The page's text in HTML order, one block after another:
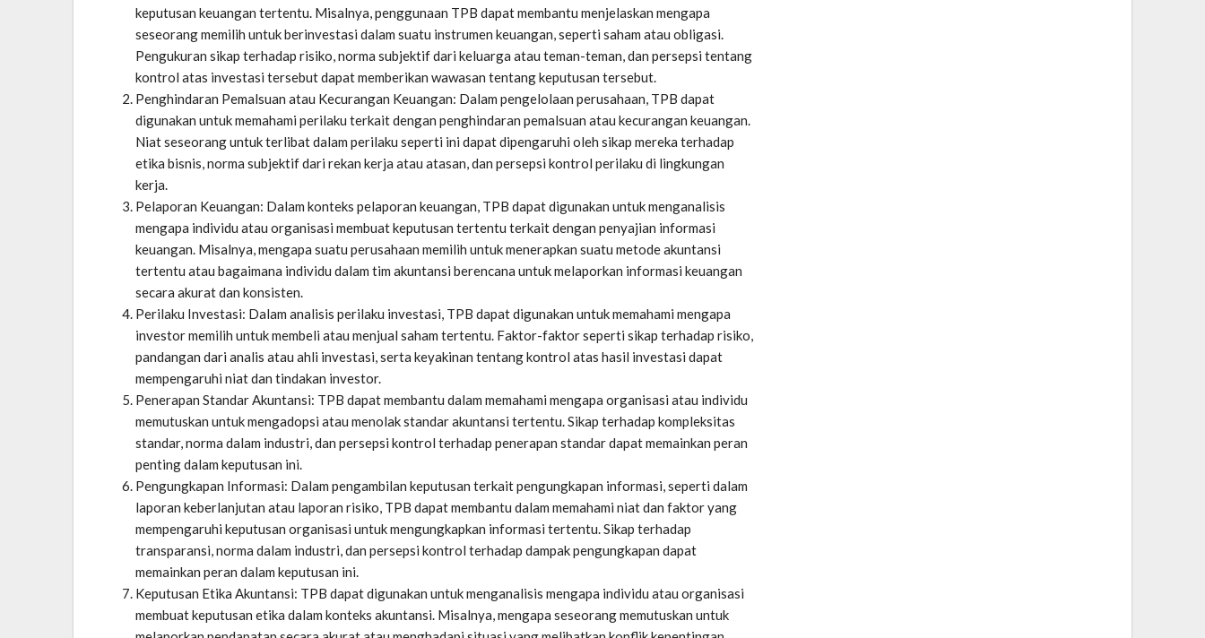
keputusan keuangan tertentu. Misalnya, penggunaan TPB dapat membantu menjelaskan mengapa
seseorang memilih untuk berinvestasi dalam suatu instrumen keuangan, seperti saham atau obligasi.
Pengukuran sikap terhadap risiko, norma subjektif dari keluarga atau teman-teman, dan persepsi tentang
kontrol atas investasi tersebut dapat memberikan wawasan tentang keputusan tersebut.
Penghindaran Pemalsuan atau Kecurangan Keuangan: Dalam pengelolaan perusahaan, TPB dapat
digunakan untuk memahami perilaku terkait dengan penghindaran pemalsuan atau kecurangan keuangan.
Niat seseorang untuk terlibat dalam perilaku seperti ini dapat dipengaruhi oleh sikap mereka terhadap
etika bisnis, norma subjektif dari rekan kerja atau atasan, dan persepsi kontrol perilaku di lingkungan
kerja.
Pelaporan Keuangan: Dalam konteks pelaporan keuangan, TPB dapat digunakan untuk menganalisis
mengapa individu atau organisasi membuat keputusan tertentu terkait dengan penyajian informasi
keuangan. Misalnya, mengapa suatu perusahaan memilih untuk menerapkan suatu metode akuntansi
tertentu atau bagaimana individu dalam tim akuntansi berencana untuk melaporkan informasi keuangan
secara akurat dan konsisten.
Perilaku Investasi: Dalam analisis perilaku investasi, TPB dapat digunakan untuk memahami mengapa
investor memilih untuk membeli atau menjual saham tertentu. Faktor-faktor seperti sikap terhadap risiko,
pandangan dari analis atau ahli investasi, serta keyakinan tentang kontrol atas hasil investasi dapat
mempengaruhi niat dan tindakan investor.
Penerapan Standar Akuntansi: TPB dapat membantu dalam memahami mengapa organisasi atau individu
memutuskan untuk mengadopsi atau menolak standar akuntansi tertentu. Sikap terhadap kompleksitas
standar, norma dalam industri, dan persepsi kontrol terhadap penerapan standar dapat memainkan peran
penting dalam keputusan ini.
Pengungkapan Informasi: Dalam pengambilan keputusan terkait pengungkapan informasi, seperti dalam
laporan keberlanjutan atau laporan risiko, TPB dapat membantu dalam memahami niat dan faktor yang
mempengaruhi keputusan organisasi untuk mengungkapkan informasi tertentu. Sikap terhadap
transparansi, norma dalam industri, dan persepsi kontrol terhadap dampak pengungkapan dapat
memainkan peran dalam keputusan ini.
Keputusan Etika Akuntansi: TPB dapat digunakan untuk menganalisis mengapa individu atau organisasi
membuat keputusan etika dalam konteks akuntansi. Misalnya, mengapa seseorang memutuskan untuk